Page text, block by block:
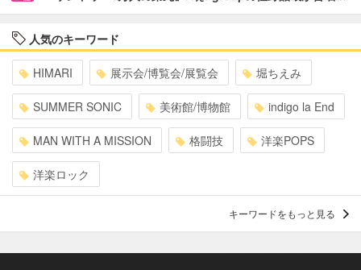
人気のキーワード
HIMARI 展示会/博覧会/展覧会 堀ちえみ
SUMMER SONIC 美術館/博物館 indigo la End
MAN WITH A MISSION 格闘技 洋楽POPS
洋楽ロック
キーワードをもっと見る